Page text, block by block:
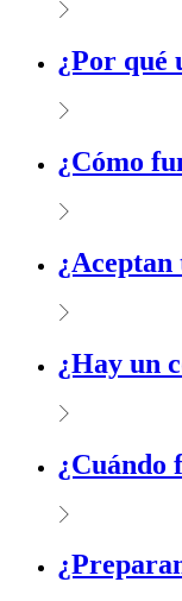
¿Por qué
¿Cómo
¿Hay un
¿Cuándo